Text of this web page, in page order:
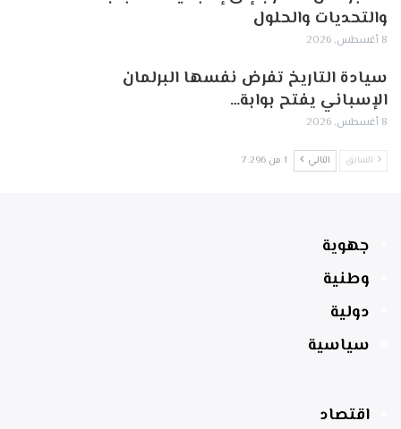
والتحديات والحلول
8 أغسطس, 2026
سيادة التاريخ تفرض نفسها البرلمان
الإسباني يفتح بوابة…
8 أغسطس, 2026
السابق التالي 1 من 7٬296
جهوية
وطنية
دولية
سياسية
اقتصاد